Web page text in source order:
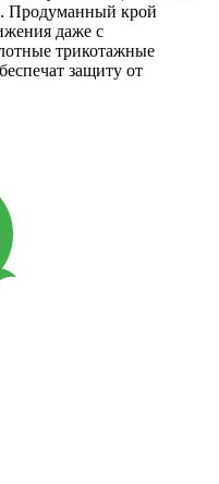
Продуманный крой
даже с
трикотажные
защиту от